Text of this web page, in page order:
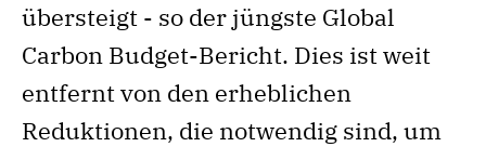
übersteigt - so der jüngste Global
Carbon Budget-Bericht. Dies ist weit
entfernt von den erheblichen
Reduktionen, die notwendig sind, um